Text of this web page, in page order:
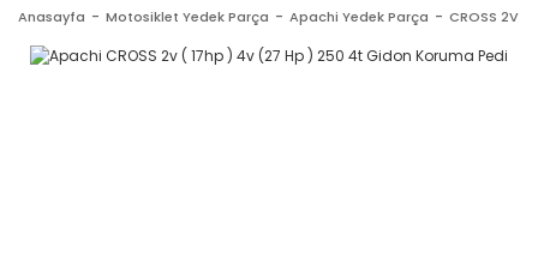
Anasayfa Motosiklet Yedek Parça Apachi Yedek Parça CROSS 2V